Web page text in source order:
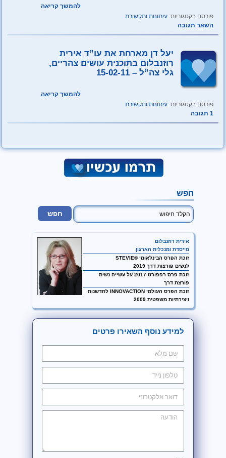
להמשך קריאה
פורסם בקטגוריות:עיתונות ותקשורת
השאר תגובה
יעל דן מארחת את עו”ד אירית
רוזנבלום בתוכנית עושים צהריים,
גלי צה”ל – 15-02-11
להמשך קריאה
פורסם בקטגוריות:עיתונות ותקשורת
1 תגובה
חפש
אירית רוזנבלום
מייסדת ומנכלית הארגון
זוכת הפרס הבינלאומי ©STEVIE
לנשים פורצות דרך 2019
זוכת פרס רפפורט 2017 על עשייה נשית
פורצת דרך
זוכת הפרס העולמי INNOVACTION לחדשנות
ויצירתיות משפטית 2009
למידע נוסף השאירו פרטים